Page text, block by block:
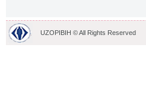
UZOPIBIH © All Rights Reserved